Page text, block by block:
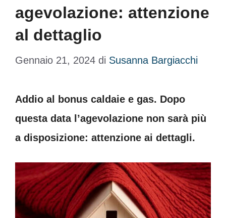
agevolazione: attenzione
al dettaglio
Gennaio 21, 2024 di Susanna Bargiacchi
Addio al bonus caldaie e gas. Dopo
questa data l’agevolazione non sarà più
a disposizione: attenzione ai dettagli.